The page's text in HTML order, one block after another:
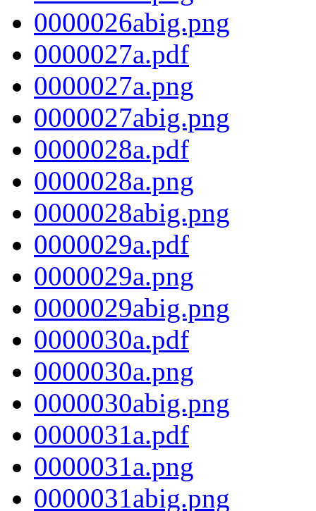
0000026abig.png
0000027a.pdf
0000027a.png
0000027abig.png
0000028a.pdf
0000028a.png
0000028abig.png
0000029a.pdf
0000029a.png
0000029abig.png
0000030a.pdf
0000030a.png
0000030abig.png
0000031a.pdf
0000031a.png
0000031abig.png